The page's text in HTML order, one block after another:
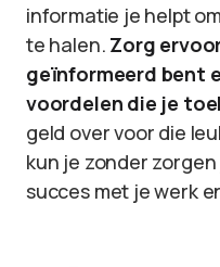
informatie je helpt
te halen. Zorg
geïnformeerd bent
voordelen die je
geld over voor die
kun je zonder
succes met je werk